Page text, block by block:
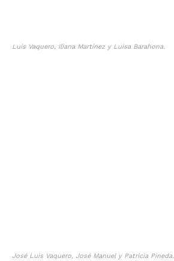
Luis Vaquero, Iliana Martínez y Luisa Barahona.
José Luis Vaquero, José Manuel y Patricia Pineda.